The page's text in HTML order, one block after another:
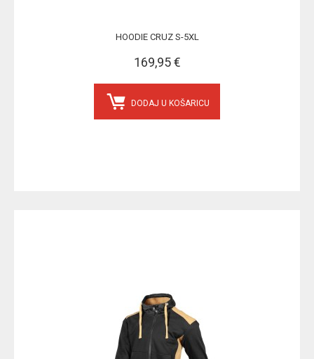
HOODIE CRUZ S-5XL
169,95 €
DODAJ U KOŠARICU